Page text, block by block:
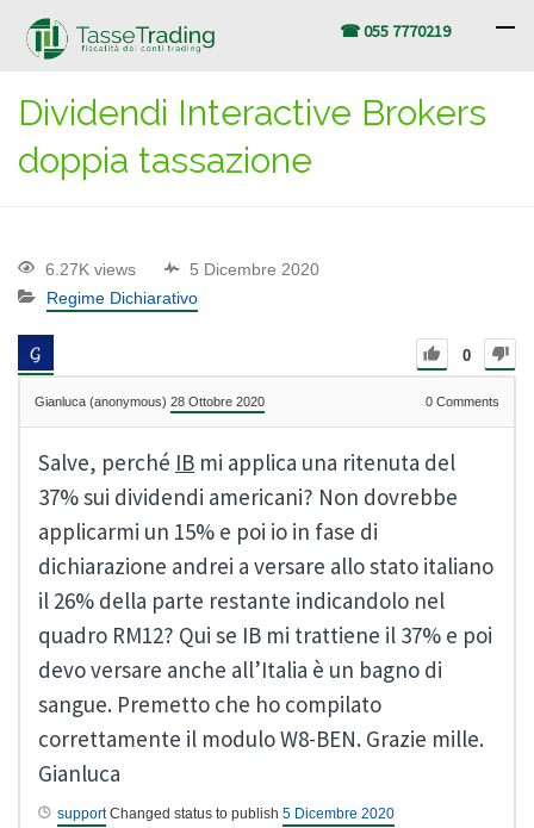
☎ 055 7770219
Dividendi Interactive Brokers
doppia tassazione
6.27K views
5 Dicembre 2020
Regime Dichiarativo
0
Gianluca (anonymous) 28 Ottobre 2020 0 Comments
Salve, perché IB mi applica una ritenuta del
37% sui dividendi americani? Non dovrebbe
applicarmi un 15% e poi io in fase di
dichiarazione andrei a versare allo stato italiano
il 26% della parte restante indicandolo nel
quadro RM12? Qui se IB mi trattiene il 37% e poi
devo versare anche all’Italia è un bagno di
sangue. Premetto che ho compilato
correttamente il modulo W8-BEN. Grazie mille.
Gianluca
supportChanged status to publish 5 Dicembre 2020